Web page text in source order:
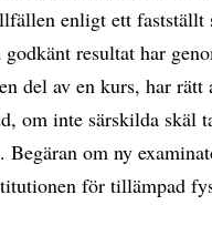
enligt ett fastställt
godkänt resultat har
del av en kurs, har rätt
om inte särskilda skäl
Begäran om ny
för tillämpad